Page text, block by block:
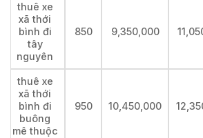
thuê xe
xã thới
bình đi
tây
nguyên
850 9,350,000
thuê xe
xã thới
bình đi
buông
mê thuộc
950 10,450,000